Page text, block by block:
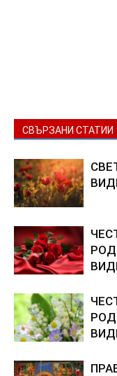
СВЪРЗАНИ СТАТИИ